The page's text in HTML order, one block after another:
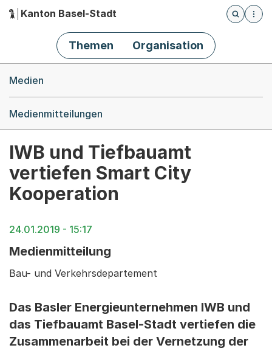
Hauptnavigation
Kanton Basel-Stadt
Öffnet
Themen Organisation
Medien
Medienmitteilungen
IWB und Tiefbauamt
vertiefen Smart City
Kooperation
24.01.2019 - 15:17
Medienmitteilung
Bau- und Verkehrsdepartement
Das Basler Energieunternehmen IWB und
das Tiefbauamt Basel-Stadt vertiefen die
Zusammenarbeit bei der Vernetzung der